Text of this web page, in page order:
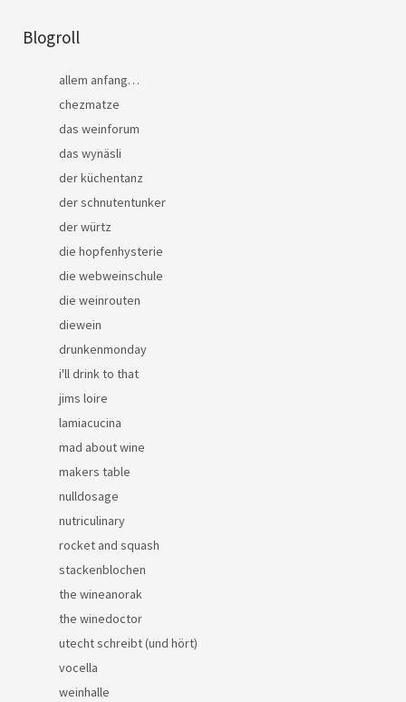
Blogroll
allem anfang…
chezmatze
das weinforum
das wynäsli
der küchentanz
der schnutentunker
der würtz
die hopfenhysterie
die webweinschule
die weinrouten
diewein
drunkenmonday
i'll drink to that
jims loire
lamiacucina
mad about wine
makers table
nulldosage
nutriculinary
rocket and squash
stackenblochen
the wineanorak
the winedoctor
utecht schreibt (und hört)
vocella
weinhalle